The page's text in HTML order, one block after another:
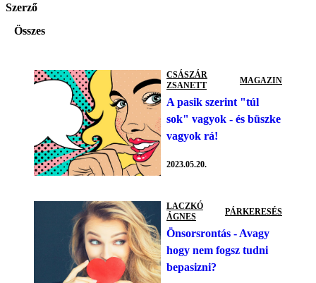
Szerző
Összes
CSÁSZÁR
ZSANETT
MAGAZIN
A pasik szerint "túl
sok" vagyok - és büszke
vagyok rá!
2023.05.20.
LACZKÓ
ÁGNES
PÁRKERESÉS
Önsorsrontás - Avagy
hogy nem fogsz tudni
bepasizni?